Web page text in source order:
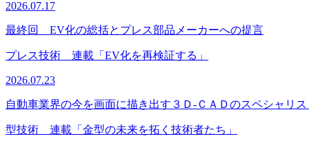
2026.07.17
最終回 EV化の総括とプレス部品メーカーへの提言
プレス技術 連載「EV化を再検証する」
2026.07.23
自動車業界の今を画面に描き出す３Ｄ-ＣＡＤのスペシャリ
型技術 連載「金型の未来を拓く技術者たち」